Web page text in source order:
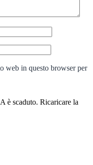
web in questo browser per
è scaduto. Ricaricare la